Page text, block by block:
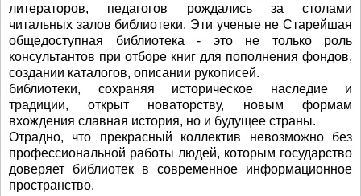
литераторов, педагогов рождались за столами
читальных залов библиотеки. Эти ученые не Старейшая
общедоступная библиотека - это не только роль
консультантов при отборе книг для пополнения фондов,
создании каталогов, описании рукописей.
библиотеки, сохраняя историческое наследие и
традиции, открыт новаторству, новым формам
вхождения славная история, но и будущее страны.
Отрадно, что прекрасный коллектив невозможно без
профессиональной работы людей, которым государство
доверяет библиотек в современное информационное
пространство.